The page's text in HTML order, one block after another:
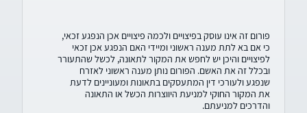
פורום זה אינו עוסק בפיצויים ולכמה פיצויים אכן הנפגע זכאי,
כי אם בא לתת מענה ראשוני ומיידי האם הנפגע אכן זכאי
לפיצויים והיכן יש לחפש את המקור לתאונה, לכשל שהתעורר
ובכלל זה את האשם. הפורום נותן מענה ראשוני לאזרח
שנפגע ולעורכי דין המתעסקים בתאונות ומעוניינים לדעת
את המקור החוקי למניעת היווצרות הכשל או התאונה
והדרכים למניעתם.